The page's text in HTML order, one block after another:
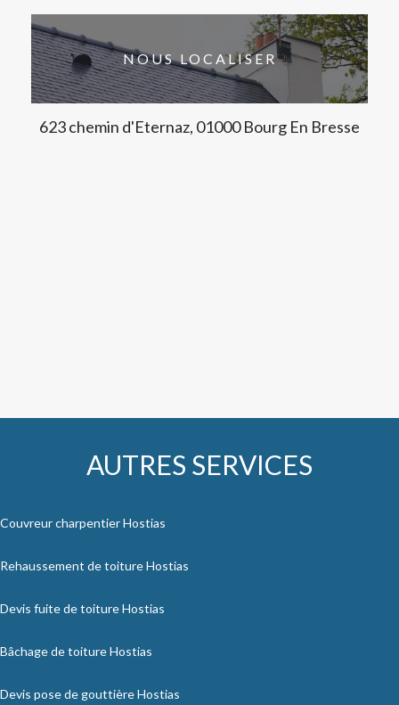
NOUS LOCALISER
623 chemin d'Eternaz, 01000 Bourg En Bresse
AUTRES SERVICES
Couvreur charpentier Hostias
Rehaussement de toiture Hostias
Devis fuite de toiture Hostias
Bâchage de toiture Hostias
Devis pose de gouttière Hostias